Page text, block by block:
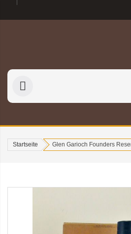
Startseite Glen Garioch Founders